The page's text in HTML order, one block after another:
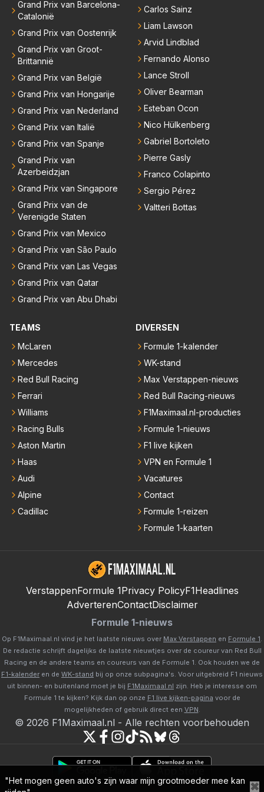
Grand Prix van Barcelona-
Catalonië
Grand Prix van Oostenrijk
Grand Prix van Groot-
Brittannië
Grand Prix van België
Grand Prix van Hongarije
Grand Prix van Nederland
Grand Prix van Italië
Grand Prix van Spanje
Grand Prix van
Azerbeidzjan
Grand Prix van Singapore
Grand Prix van de
Verenigde Staten
Grand Prix van Mexico
Grand Prix van São Paulo
Grand Prix van Las Vegas
Grand Prix van Qatar
Grand Prix van Abu Dhabi
Carlos Sainz
Liam Lawson
Arvid Lindblad
Fernando Alonso
Lance Stroll
Oliver Bearman
Esteban Ocon
Nico Hülkenberg
Gabriel Bortoleto
Pierre Gasly
Franco Colapinto
Sergio Pérez
Valtteri Bottas
TEAMS
McLaren
Mercedes
Red Bull Racing
Ferrari
Williams
Racing Bulls
Aston Martin
Haas
Audi
Alpine
Cadillac
DIVERSEN
Formule 1-kalender
WK-stand
Max Verstappen-nieuws
Red Bull Racing-nieuws
F1Maximaal.nl-producties
Formule 1-nieuws
F1 live kijken
VPN en Formule 1
Vacatures
Contact
Formule 1-reizen
Formule 1-kaarten
VerstappenFormule 1Privacy PolicyF1Headlines
AdverterenContactDisclaimer
Formule 1-nieuws
Op F1Maximaal.nl vind je het laatste nieuws over Max Verstappen en Formule 1
De redactie schrijft dagelijks de laatste nieuwtjes over de coureur van Red Bull
Racing en de andere teams en coureurs van de Formule 1. Ook houden we de
F1-kalender en de WK-stand bij op onze subpagina's. Voor uitgebreid F1 nieuws
uit binnen- en buitenland moet je bij F1Maximaal.nl zijn. Heb je interesse om
Formule 1 te kijken? Kijk dan op onze F1 live kijken-pagina voor de
mogelijkheden of gebruik direct een VPN
© 2026 F1Maximaal.nl - Alle rechten voorbehouden
Powered by Newsifier
"Het mogen geen auto's zijn waar mijn grootmoeder mee kan
✖